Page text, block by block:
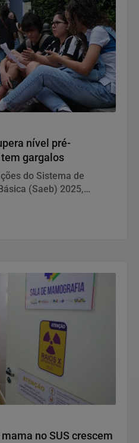
nível pré-
gargalos
do Sistema de
(Saeb) 2025,
mostram que, apesar
no SUS crescem